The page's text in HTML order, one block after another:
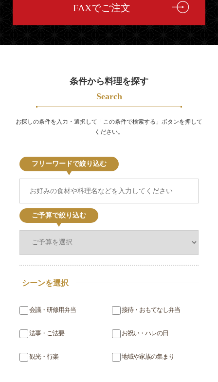
イ
ト
マ
FAXでご注文
条件から料理を探す
Search
お探しの条件を入力・選択して「この条件で検索する」ボタンを押して
ください。
フリーワードで絞り込む
ご予算で絞り込む
シーンを選択
会議・研修用弁当 接待・おもてなし弁当
法事・ご法要 お祝い・ハレの日
観光・行楽 地域や家族の集まり